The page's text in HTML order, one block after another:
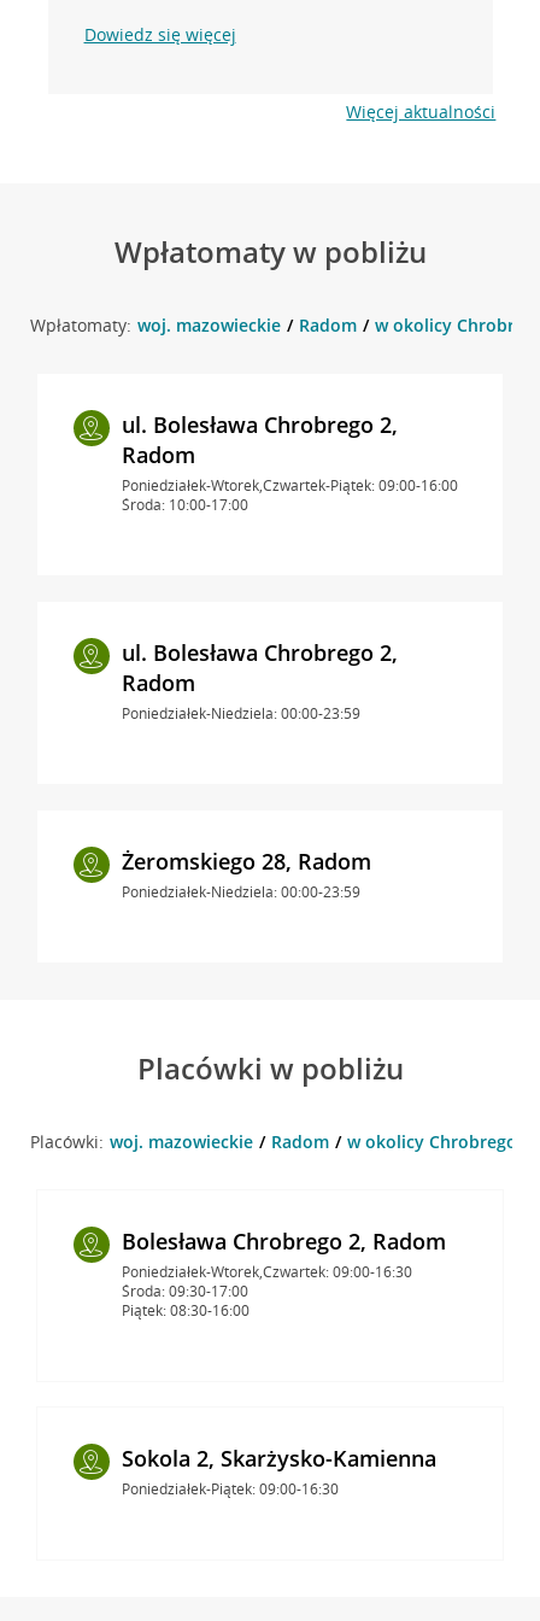
Dowiedz się więcej
Więcej aktualności
Wpłatomaty w pobliżu
Wpłatomaty: woj. mazowieckie Radom w okolicy
ul. Bolesława Chrobrego 2,
Radom
Poniedziałek-Wtorek,Czwartek-Piątek: 09:00-16:00
Środa: 10:00-17:00
ul. Bolesława Chrobrego 2,
Radom
Poniedziałek-Niedziela: 00:00-23:59
Żeromskiego 28, Radom
Poniedziałek-Niedziela: 00:00-23:59
Placówki w pobliżu
Placówki: woj. mazowieckie Radom w okolicy Chrobrego 1
Bolesława Chrobrego 2, Radom
Poniedziałek-Wtorek,Czwartek: 09:00-16:30
Środa: 09:30-17:00
Piątek: 08:30-16:00
Sokola 2, Skarżysko-Kamienna
Poniedziałek-Piątek: 09:00-16:30